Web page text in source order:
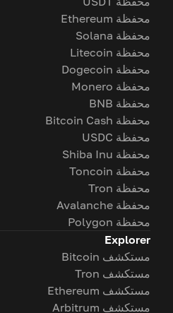
محفظة Ethereum
محفظة Solana
محفظة Litecoin
محفظة Dogecoin
محفظة Monero
محفظة BNB
محفظة Bitcoin Cash
محفظة USDC
محفظة Shiba Inu
محفظة Toncoin
محفظة Tron
محفظة Avalanche
محفظة Polygon
Explorer
مستكشف Bitcoin
مستكشف Tron
مستكشف Ethereum
مستكشف Arbitrum